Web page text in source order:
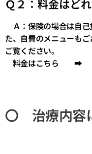
Ｑ２：料金はど
Ａ：保険の場合は自己
た、自費のメニューも
ご覧ください。
料金はこちら ➡
〇 治療内容